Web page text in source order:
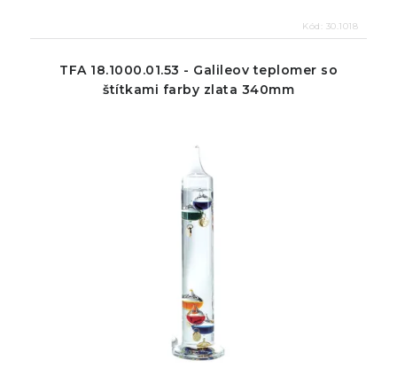
Kód: 30.1018
TFA 18.1000.01.53 - Galileov teplomer so
štítkami farby zlata 340mm